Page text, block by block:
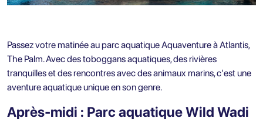
Passez votre matinée au parc aquatique Aquaventure à Atlantis,
The Palm. Avec des toboggans aquatiques, des rivières
tranquilles et des rencontres avec des animaux marins, c'est une
aventure aquatique unique en son genre.
Après-midi : Parc aquatique Wild Wadi